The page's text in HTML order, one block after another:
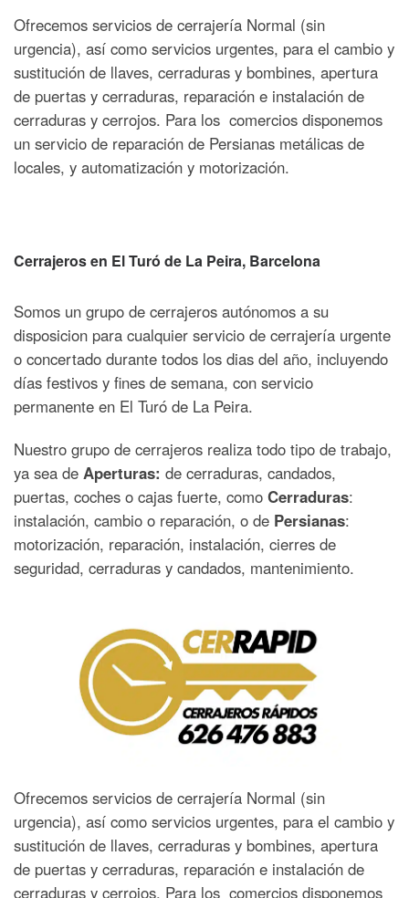
Ofrecemos servicios de cerrajería Normal (sin
urgencia), así como servicios urgentes, para el cambio y
sustitución de llaves, cerraduras y bombines, apertura
de puertas y cerraduras, reparación e instalación de
cerraduras y cerrojos. Para los comercios disponemos
un servicio de reparación de Persianas metálicas de
locales, y automatización y motorización.
Cerrajeros en El Turó de La Peira, Barcelona
Somos un grupo de cerrajeros autónomos a su
disposicion para cualquier servicio de cerrajería urgente
o concertado durante todos los dias del año, incluyendo
días festivos y fines de semana, con servicio
permanente en El Turó de La Peira.
Nuestro grupo de cerrajeros realiza todo tipo de trabajo,
ya sea de Aperturas: de cerraduras, candados,
puertas, coches o cajas fuerte, como Cerraduras:
instalación, cambio o reparación, o de Persianas:
motorización, reparación, instalación, cierres de
seguridad, cerraduras y candados, mantenimiento.
Ofrecemos servicios de cerrajería Normal (sin
urgencia), así como servicios urgentes, para el cambio y
sustitución de llaves, cerraduras y bombines, apertura
de puertas y cerraduras, reparación e instalación de
cerraduras y cerrojos. Para los comercios disponemos